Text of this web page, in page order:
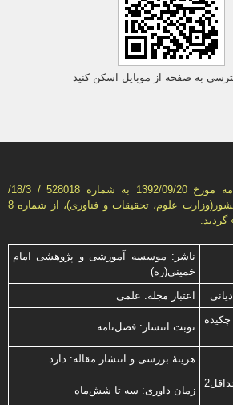
به صفحه از موبایل اسکن کنید
این فصل‌نامه، براساس نامه مورخ 1392/09/20 به شماره 528018 / 18/3/
كمیسیون نشریات علمی كشور(وزارت علوم، تحقیقات و فناوری)، از شماره 8
ناشر: موسسه آموزشی و پژوهشی امام
خمینی(ره)
اعتبار مجله: علمی
نوبت انتشار: فصل‌نامه
هزینۀ بررسی و انتشار مقاله: دارد
نوع داوری:حداقل2
زمان داوری: سه تا شش‌ماه